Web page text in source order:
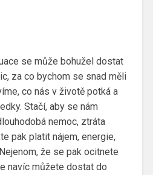
se může bohužel dostat
za co bychom se snad měli
co nás v životě potká a
Stačí, aby se nám
nemoc, ztráta
pak platit nájem, energie,
že se pak ocitnete
navíc můžete dostat do